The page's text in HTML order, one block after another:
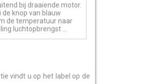
bij draaiende motor.
knop van blauw
de temperatuur naar
luchtopbrengst ...
vindt u op het label op de